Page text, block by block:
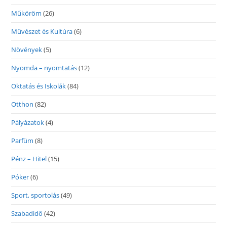
Műköröm (26)
Művészet és Kultúra(6)
Növények(5)
Nyomda – nyomtatás(12)
Oktatás és Iskolák(84)
Otthon (82)
Pályázatok(4)
Parfüm (8)
Pénz – Hitel(15)
Póker(6)
Sport, sportolás(49)
Szabadidő (42)